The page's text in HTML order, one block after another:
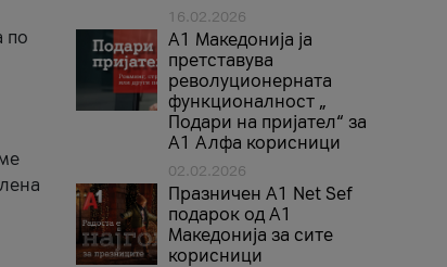
по
16.02.2026
А1 Македонија ја
претставува
револуционерната
функционалност „
Подари на пријател“ за
А1 Алфа корисници
02.02.2026
Празничен A1 Net Sеf
подарок од А1
Македонија за сите
корисници